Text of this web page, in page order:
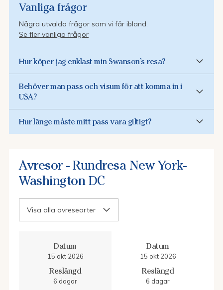
Vanliga frågor
Några utvalda frågor som vi får ibland.
Se fler vanliga frågor
Hur köper jag enklast min Swanson’s resa?
Behöver man pass och visum för att komma in i
USA?
Hur länge måste mitt pass vara giltigt?
Avresor - Rundresa New York-
Washington DC
Visa alla avreseorter
Datum
15 okt 2026
Reslängd
6 dagar
Datum
15 okt 2026
Reslängd
6 dagar